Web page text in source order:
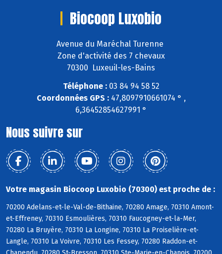
Biocoop Luxobio
Avenue du Maréchal Turenne
Zone d'activité des 7 chevaux
70300 Luxeuil-les-Bains
Téléphone :03 84 94 58 52
Coordonnées GPS :47,8097910661074 ° ,
6,36452854627991 °
Nous suivre sur
Votre magasin Biocoop Luxobio (70300) est proche de :
70200 Adelans-et-le-Val-de-Bithaine, 70280 Amage, 70310 Amont-
et-Effreney, 70310 Esmoulières, 70310 Faucogney-et-la-Mer,
70280 La Bruyère, 70310 La Longine, 70310 La Proiselière-et-
Langle, 70310 La Voivre, 70310 Les Fessey, 70280 Raddon-et-